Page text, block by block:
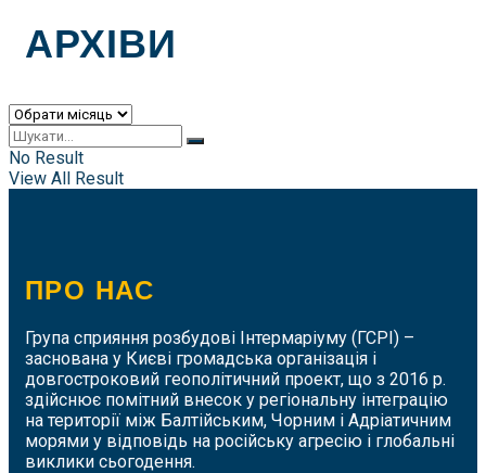
АРХІВИ
Архіви
No Result
View All Result
ПРО НАС
Група сприяння розбудові Інтермаріуму (ГСРІ) –
заснована у Києві громадська організація і
довгостроковий геополітичний проект, що з 2016 р.
здійснює помітний внесок у регіональну інтеграцію
на території між Балтійським, Чорним і Адріатичним
морями у відповідь на російську агресію і глобальні
виклики сьогодення.